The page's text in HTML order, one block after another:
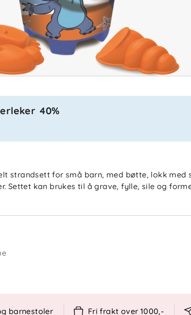
40%
strandsett for små barn, med bøtte, lokk med
Settet kan brukes til å grave, fylle, sile og
barnestoler Fri frakt over 1000,-